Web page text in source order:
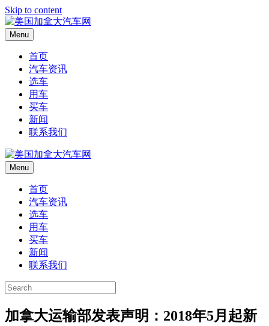
Skip to content
Menu
首页
汽车资讯
选车
用车
买车
新闻
联系我们
Menu
首页
汽车资讯
选车
用车
买车
新闻
联系我们
加拿大运输部发表声明：2018年5月起新